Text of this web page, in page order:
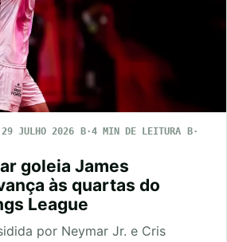
29 JULHO 2026
4 MIN DE LEITURA
goleia James
às quartas do
League
por Neymar Jr. e Cris